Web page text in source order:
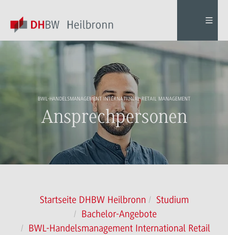
BWL-HANDELSMANAGEMENT INTERNATIONAL RETAIL MANAGEMENT
Ansprechpersonen
Startseite DHBW Heilbronn
Studium
Bachelor-Angebote
BWL-Handelsmanagement International Retail